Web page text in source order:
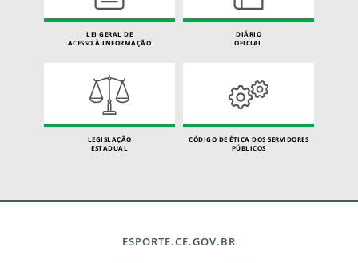
LEI GERAL DE
ACESSO À INFORMAÇÃO
DIÁRIO
OFICIAL
LEGISLAÇÃO
ESTADUAL
CÓDIGO DE ÉTICA DOS SERVIDORES
PÚBLICOS
ESPORTE.CE.GOV.BR